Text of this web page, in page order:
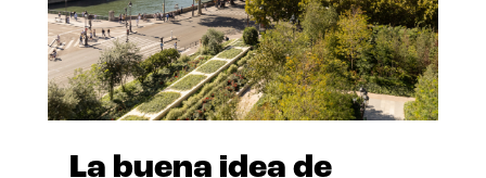
La buena idea de